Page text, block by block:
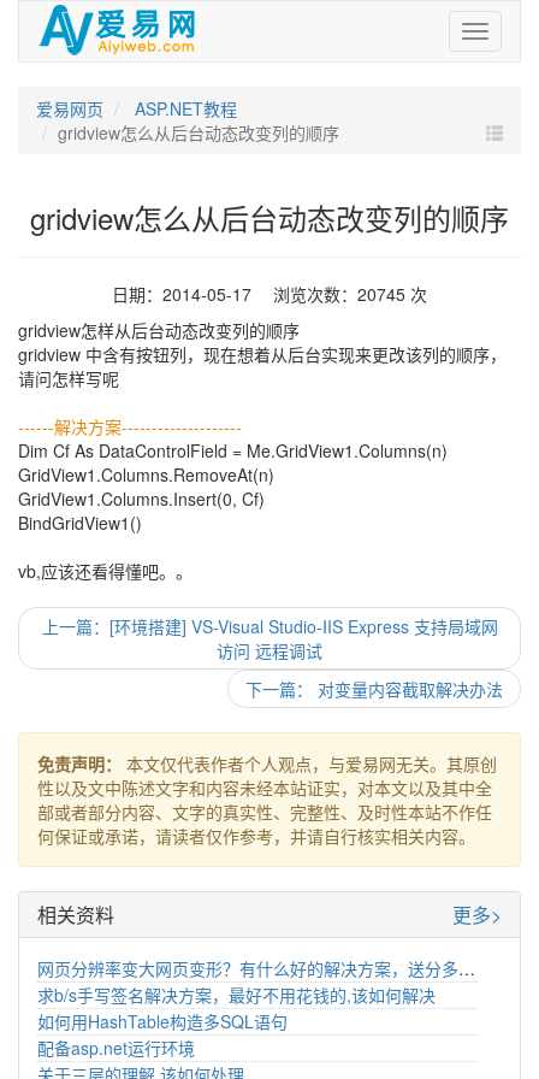
爱
易
爱易网页
ASP.NET教程
gridview怎么从后台动态改变列的顺序
gridview怎么从后台动态改变列的顺序
日期：2014-05-17 浏览次数：20745 次
gridview怎样从后台动态改变列的顺序
gridview 中含有按钮列，现在想着从后台实现来更改该列的顺序，
请问怎样写呢
------解决方案--------------------
Dim Cf As DataControlField = Me.GridView1.Columns(n)
GridView1.Columns.RemoveAt(n)
GridView1.Columns.Insert(0, Cf)
BindGridView1()
vb,应该还看得懂吧。。
上一篇：[环境搭建] VS-Visual Studio-IIS Express 支持局域网
访问 远程调试
下一篇： 对变量内容截取解决办法
免责声明：
本文仅代表作者个人观点，与爱易网无关。其原创
性以及文中陈述文字和内容未经本站证实，对本文以及其中全
部或者部分内容、文字的真实性、完整性、及时性本站不作任
何保证或承诺，请读者仅作参考，并请自行核实相关内容。
相关资料 更多>
网页分辨率变大网页变形？有什么好的解决方案，送分多谢！
求b/s手写签名解决方案，最好不用花钱的,该如何解决
如何用HashTable构造多SQL语句
配备asp.net运行环境
关于三层的理解,该如何处理